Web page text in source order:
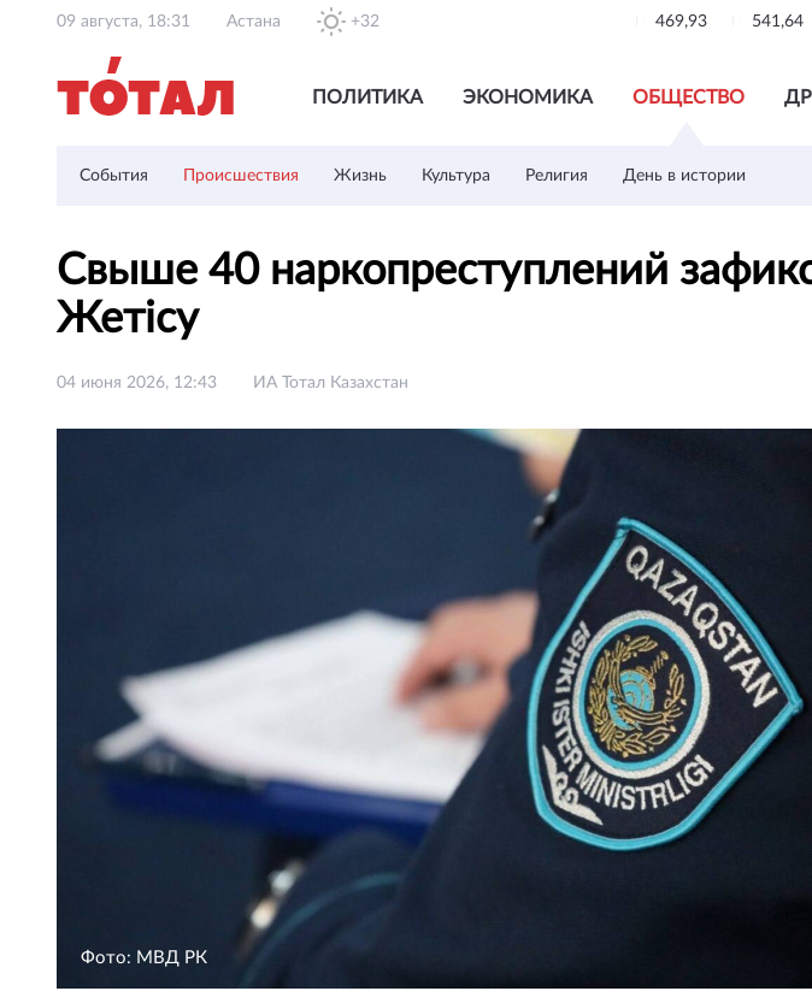
09 августа, 18:31 Астана +32 469,93 541,64
ПОЛИТИКА ЭКОНОМИКА ОБЩЕСТВО
События Происшествия Жизнь Культура Религия День в истории
Свыше 40 наркопреступлений
Жетiсу
04 июня 2026, 12:43 ИА Тотал Казахстан
Фото: МВД РК